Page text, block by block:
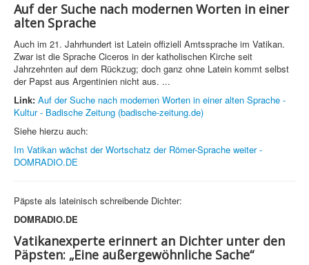
Auf der Suche nach modernen Worten in einer
alten Sprache
Auch im 21. Jahrhundert ist Latein offiziell Amtssprache im Vatikan.
Zwar ist die Sprache Ciceros in der katholischen Kirche seit
Jahrzehnten auf dem Rückzug; doch ganz ohne Latein kommt selbst
der Papst aus Argentinien nicht aus. ...
Link: Auf der Suche nach modernen Worten in einer alten Sprache -
Kultur - Badische Zeitung (badische-zeitung.de)
Siehe hierzu auch:
Im Vatikan wächst der Wortschatz der Römer-Sprache weiter -
DOMRADIO.DE
Päpste als lateinisch schreibende Dichter:
DOMRADIO.DE
Vatikanexperte erinnert an Dichter unter den
Päpsten: „Eine außergewöhnliche Sache“